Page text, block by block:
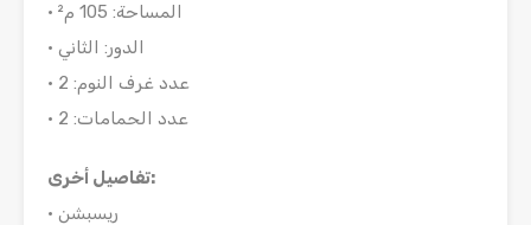
• المساحة: 105 م²
• الدور: الثاني
• عدد غرف النوم: 2
• عدد الحمامات: 2
تفاصيل أخرى:
• ريسبشن